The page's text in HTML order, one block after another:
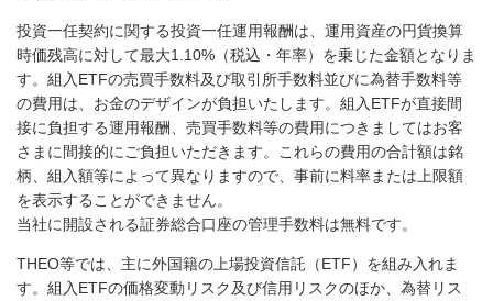
投資一任契約に関する投資一任運用報酬は、運用資産の円貨換算
時価残高に対して最大1.10%（税込・年率）を乗じた金額となりま
す。組入ETFの売買手数料及び取引所手数料並びに為替手数料等
の費用は、お金のデザインが負担いたします。組入ETFが直接間
接に負担する運用報酬、売買手数料等の費用につきましてはお客
さまに間接的にご負担いただきます。これらの費用の合計額は銘
柄、組入額等によって異なりますので、事前に料率または上限額
を表示することができません。
当社に開設される証券総合口座の管理手数料は無料です。
THEO等では、主に外国籍の上場投資信託（ETF）を組み入れま
す。組入ETFの価格変動リスク及び信用リスクのほか、為替リス